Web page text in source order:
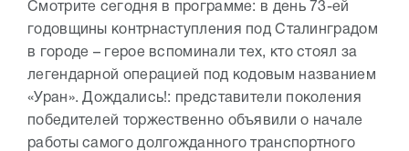
Смотрите сегодня в программе: в день 73-ей
годовщины контрнаступления под Сталинградом
в городе – герое вспоминали тех, кто стоял за
легендарной операцией под кодовым названием
«Уран». Дождались!: представители поколения
победителей торжественно объявили о начале
работы самого долгожданного транспортного